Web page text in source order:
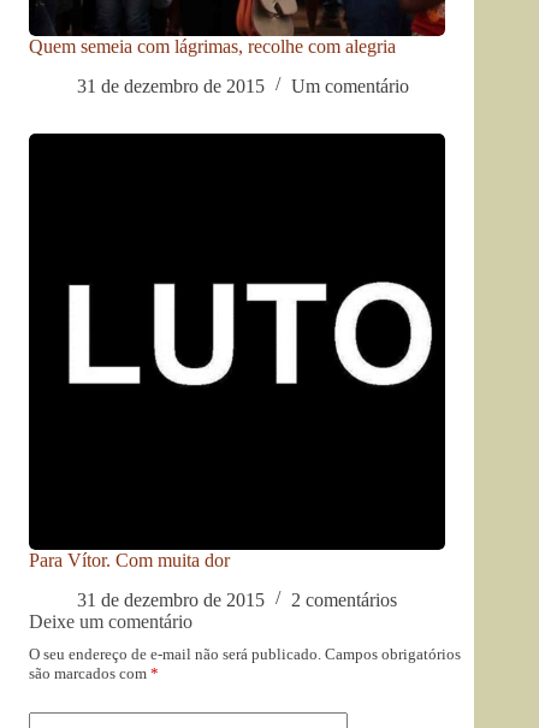
Quem semeia com lágrimas, recolhe com alegria
31 de dezembro de 2015
Um comentário
Para Vítor. Com muita dor
31 de dezembro de 2015
2 comentários
Deixe um comentário
O seu endereço de e-mail não será publicado. Campos obrigatórios
são marcados com *